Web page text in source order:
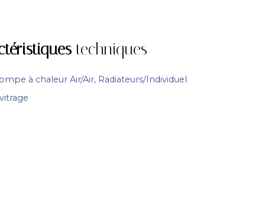
techniques
à chaleur Air/Air, Radiateurs/Individuel